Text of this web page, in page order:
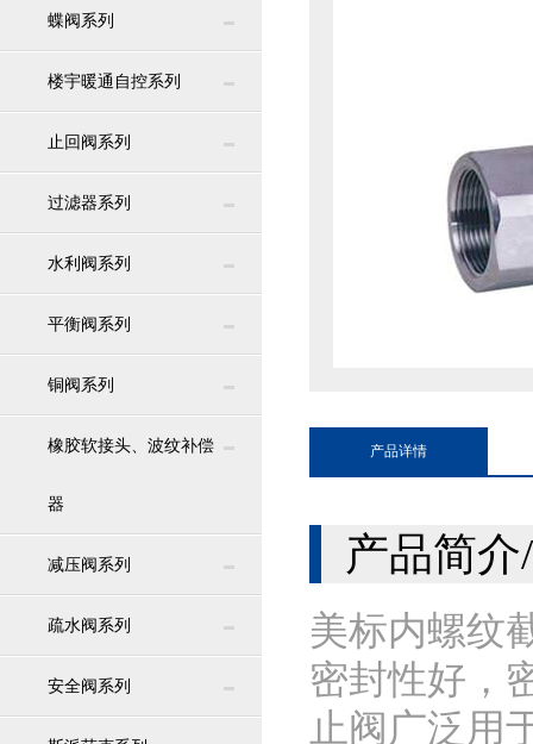
蝶阀系列
楼宇暖通自控系列
止回阀系列
过滤器系列
水利阀系列
平衡阀系列
铜阀系列
橡胶软接头、波纹补偿
器
减压阀系列
疏水阀系列
安全阀系列
产品详情
产品简介
美标内螺纹
密封性好，
止阀广泛用